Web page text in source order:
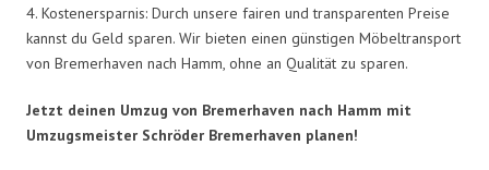
4. Kostenersparnis: Durch unsere fairen und transparenten Preise
kannst du Geld sparen. Wir bieten einen günstigen Möbeltransport
von Bremerhaven nach Hamm, ohne an Qualität zu sparen.
Jetzt deinen Umzug von Bremerhaven nach Hamm mit
Umzugsmeister Schröder Bremerhaven planen!